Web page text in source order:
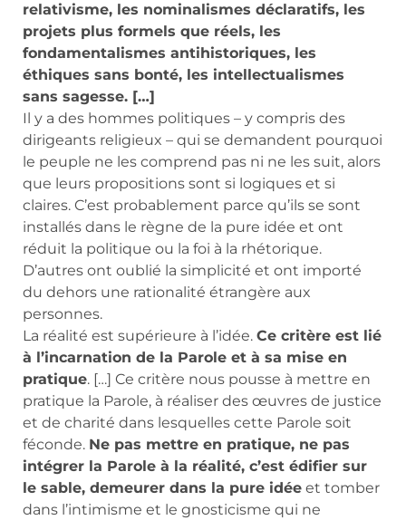
relativisme, les nominalismes déclaratifs, les
projets plus formels que réels, les
fondamentalismes antihistoriques, les
éthiques sans bonté, les intellectualismes
sans sagesse. […]
Il y a des hommes politiques – y compris des
dirigeants religieux – qui se demandent pourquoi
le peuple ne les comprend pas ni ne les suit, alors
que leurs propositions sont si logiques et si
claires. C’est probablement parce qu’ils se sont
installés dans le règne de la pure idée et ont
réduit la politique ou la foi à la rhétorique.
D’autres ont oublié la simplicité et ont importé
du dehors une rationalité étrangère aux
personnes.
La réalité est supérieure à l’idée. Ce critère est lié
à l’incarnation de la Parole et à sa mise en
pratique. […] Ce critère nous pousse à mettre en
pratique la Parole, à réaliser des œuvres de justice
et de charité dans lesquelles cette Parole soit
féconde. Ne pas mettre en pratique, ne pas
intégrer la Parole à la réalité, c’est édifier sur
le sable, demeurer dans la pure idée et tomber
dans l’intimisme et le gnosticisme qui ne